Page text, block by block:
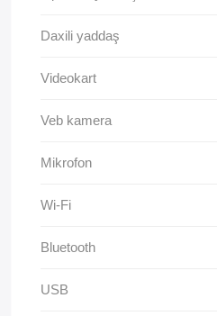
Daxili yaddaş
Videokart
Veb kamera
Mikrofon
Wi-Fi
Bluetooth
USB